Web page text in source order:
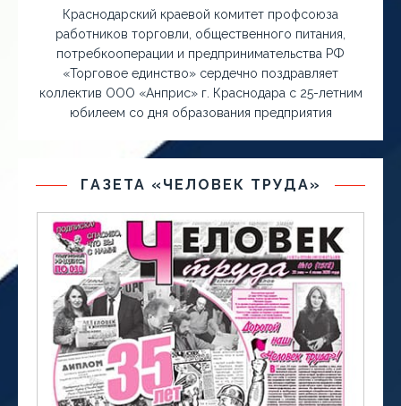
Краснодарский краевой комитет профсоюза
работников торговли, общественного питания,
потребкооперации и предпринимательства РФ
«Торговое единство» сердечно поздравляет
коллектив ООО «Анприс» г. Краснодара с 25-летним
юбилеем со дня образования предприятия
ГАЗЕТА «ЧЕЛОВЕК ТРУДА»